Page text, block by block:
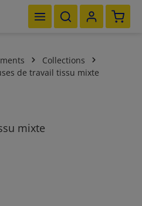
Le
Collections
de travail tissu mixte